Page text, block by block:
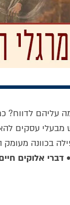
עליהם לדווח?
מבעלי עסקים
בכוונה מעומק
דברי אלוקים
'עבודת
בדור השביעי •
אנקדוטות
ההיסטורי